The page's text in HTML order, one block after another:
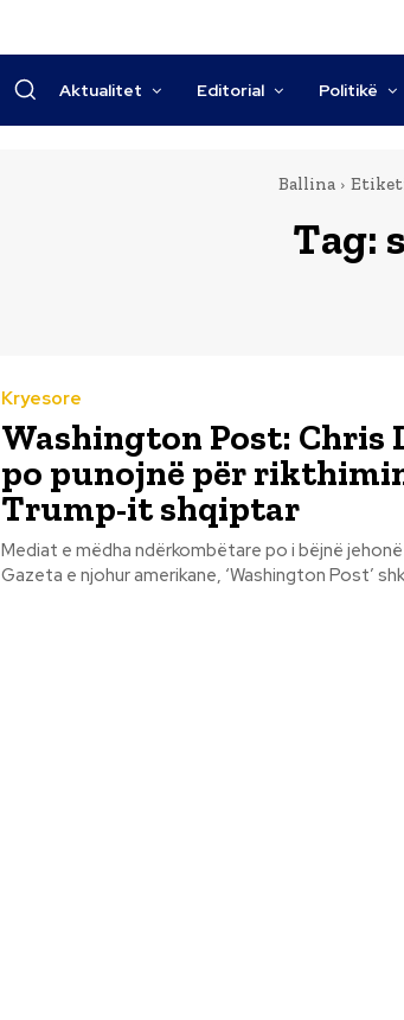
Aktualitet Editorial Politikë
Ballina
Tag:
Kryesore
Washington Post:
po punojnë për
Trump-it shqiptar
Mediat e mëdha ndërkombëtare po i bëjnë
Gazeta e njohur amerikane, ‘Washington Post’